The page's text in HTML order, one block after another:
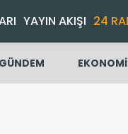
YAYIN AKIŞI 24
GÜNDEM EKONOMİ